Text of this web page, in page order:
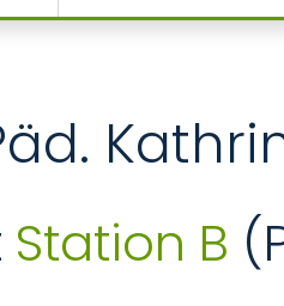
und Psychosomatik
Station B